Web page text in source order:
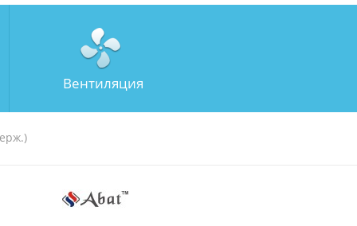
Вентиляция